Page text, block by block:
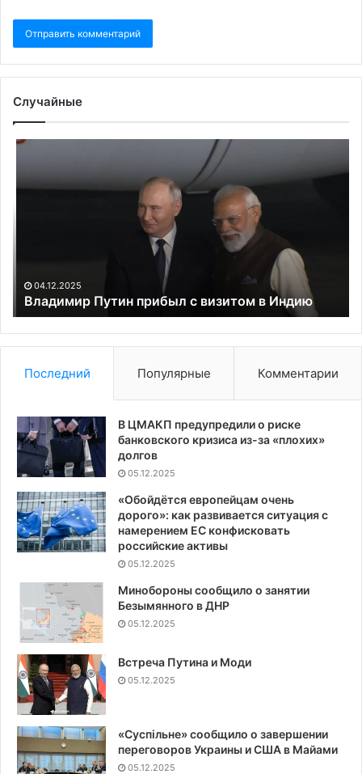
Случайные
Владимир
прибыл
04.12.2025
Владимир Путин прибыл с визитом в Индию
Последний Популярные Комментарии
В ЦМАКП предупредили о риске
банковского кризиса из-за «плохих»
долгов
05.12.2025
«Обойдётся европейцам очень
дорого»: как развивается ситуация с
намерением ЕС конфисковать
российские активы
05.12.2025
Минобороны сообщило о занятии
Безымянного в ДНР
05.12.2025
Встреча Путина и Моди
05.12.2025
«Суспiльне» сообщило о завершении
переговоров Украины и США в Майами
05.12.2025